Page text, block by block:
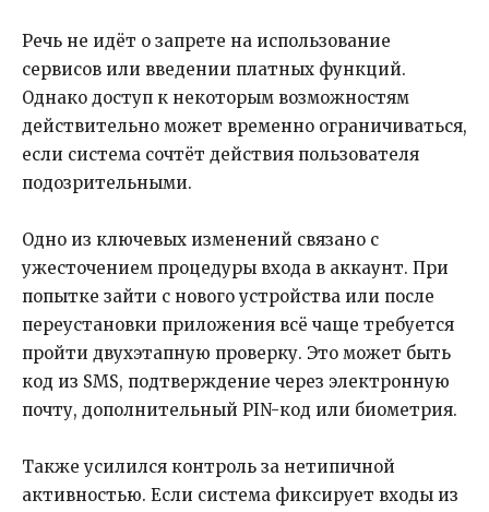
Речь не идёт о запрете на использование
сервисов или введении платных функций.
Однако доступ к некоторым возможностям
действительно может временно ограничиваться,
если система сочтёт действия пользователя
подозрительными.
Одно из ключевых изменений связано с
ужесточением процедуры входа в аккаунт. При
попытке зайти с нового устройства или после
переустановки приложения всё чаще требуется
пройти двухэтапную проверку. Это может быть
код из SMS, подтверждение через электронную
почту, дополнительный PIN-код или биометрия.
Также усилился контроль за нетипичной
активностью. Если система фиксирует входы из